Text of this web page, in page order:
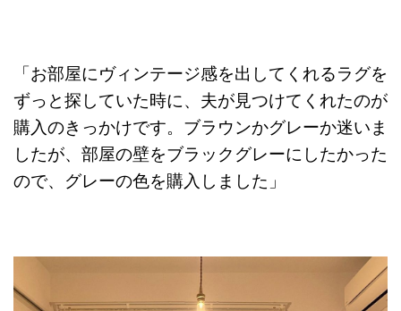
「お部屋にヴィンテージ感を出してくれるラグを
ずっと探していた時に、夫が見つけてくれたのが
購入のきっかけです。ブラウンかグレーか迷いま
したが、部屋の壁をブラックグレーにしたかった
ので、グレーの色を購入しました」